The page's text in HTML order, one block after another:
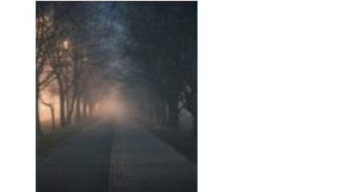
terrains, and fierce
competition, it
captivates the attention
of sports enthusiasts
globally. In this article,
we ...